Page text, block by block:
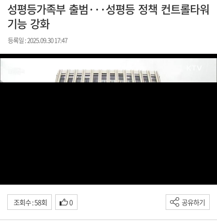
성평등가족부 출범···성평등 정책 컨트롤타워
기능 강화
등록일 : 2025.09.30 17:47
조회수 : 58회 0 공유하기